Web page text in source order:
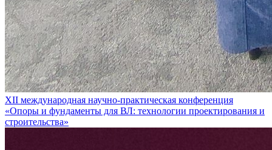
XII международная научно-практическая конференция
«Опоры и фундаменты для ВЛ: технологии проектирования и
строительства»